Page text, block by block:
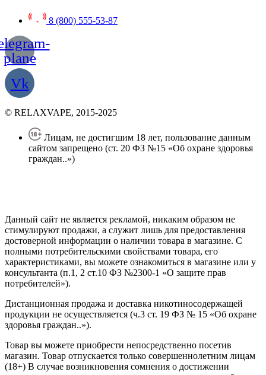
8 (800) 555-53-87
plane
Vk
© RELAXVAPE, 2015-2025
Лицам, не достигшим 18 лет, пользование данным
сайтом запрещено (ст. 20 ФЗ №15 «Об охране здоровья
граждан..»)
Данный сайт не является рекламой, никаким образом не
стимулируют продажи, а служит лишь для предоставления
достоверной информации о наличии товара в магазине. С
полными потребительскими свойствами товара, его
характеристиками, вы можете ознакомиться в магазине или у
консультанта (п.1, 2 ст.10 ФЗ №2300-1 «О защите прав
потребителей»).
Дистанционная продажа и доставка никотиносодержащей
продукции не осуществляется (ч.3 ст. 19 ФЗ № 15 «Об охране
здоровья граждан..»).
Товар вы можете приобрести непосредственно посетив
магазин. Товар отпускается только совершеннолетним лицам
(18+) В случае возникновения сомнения о достижении